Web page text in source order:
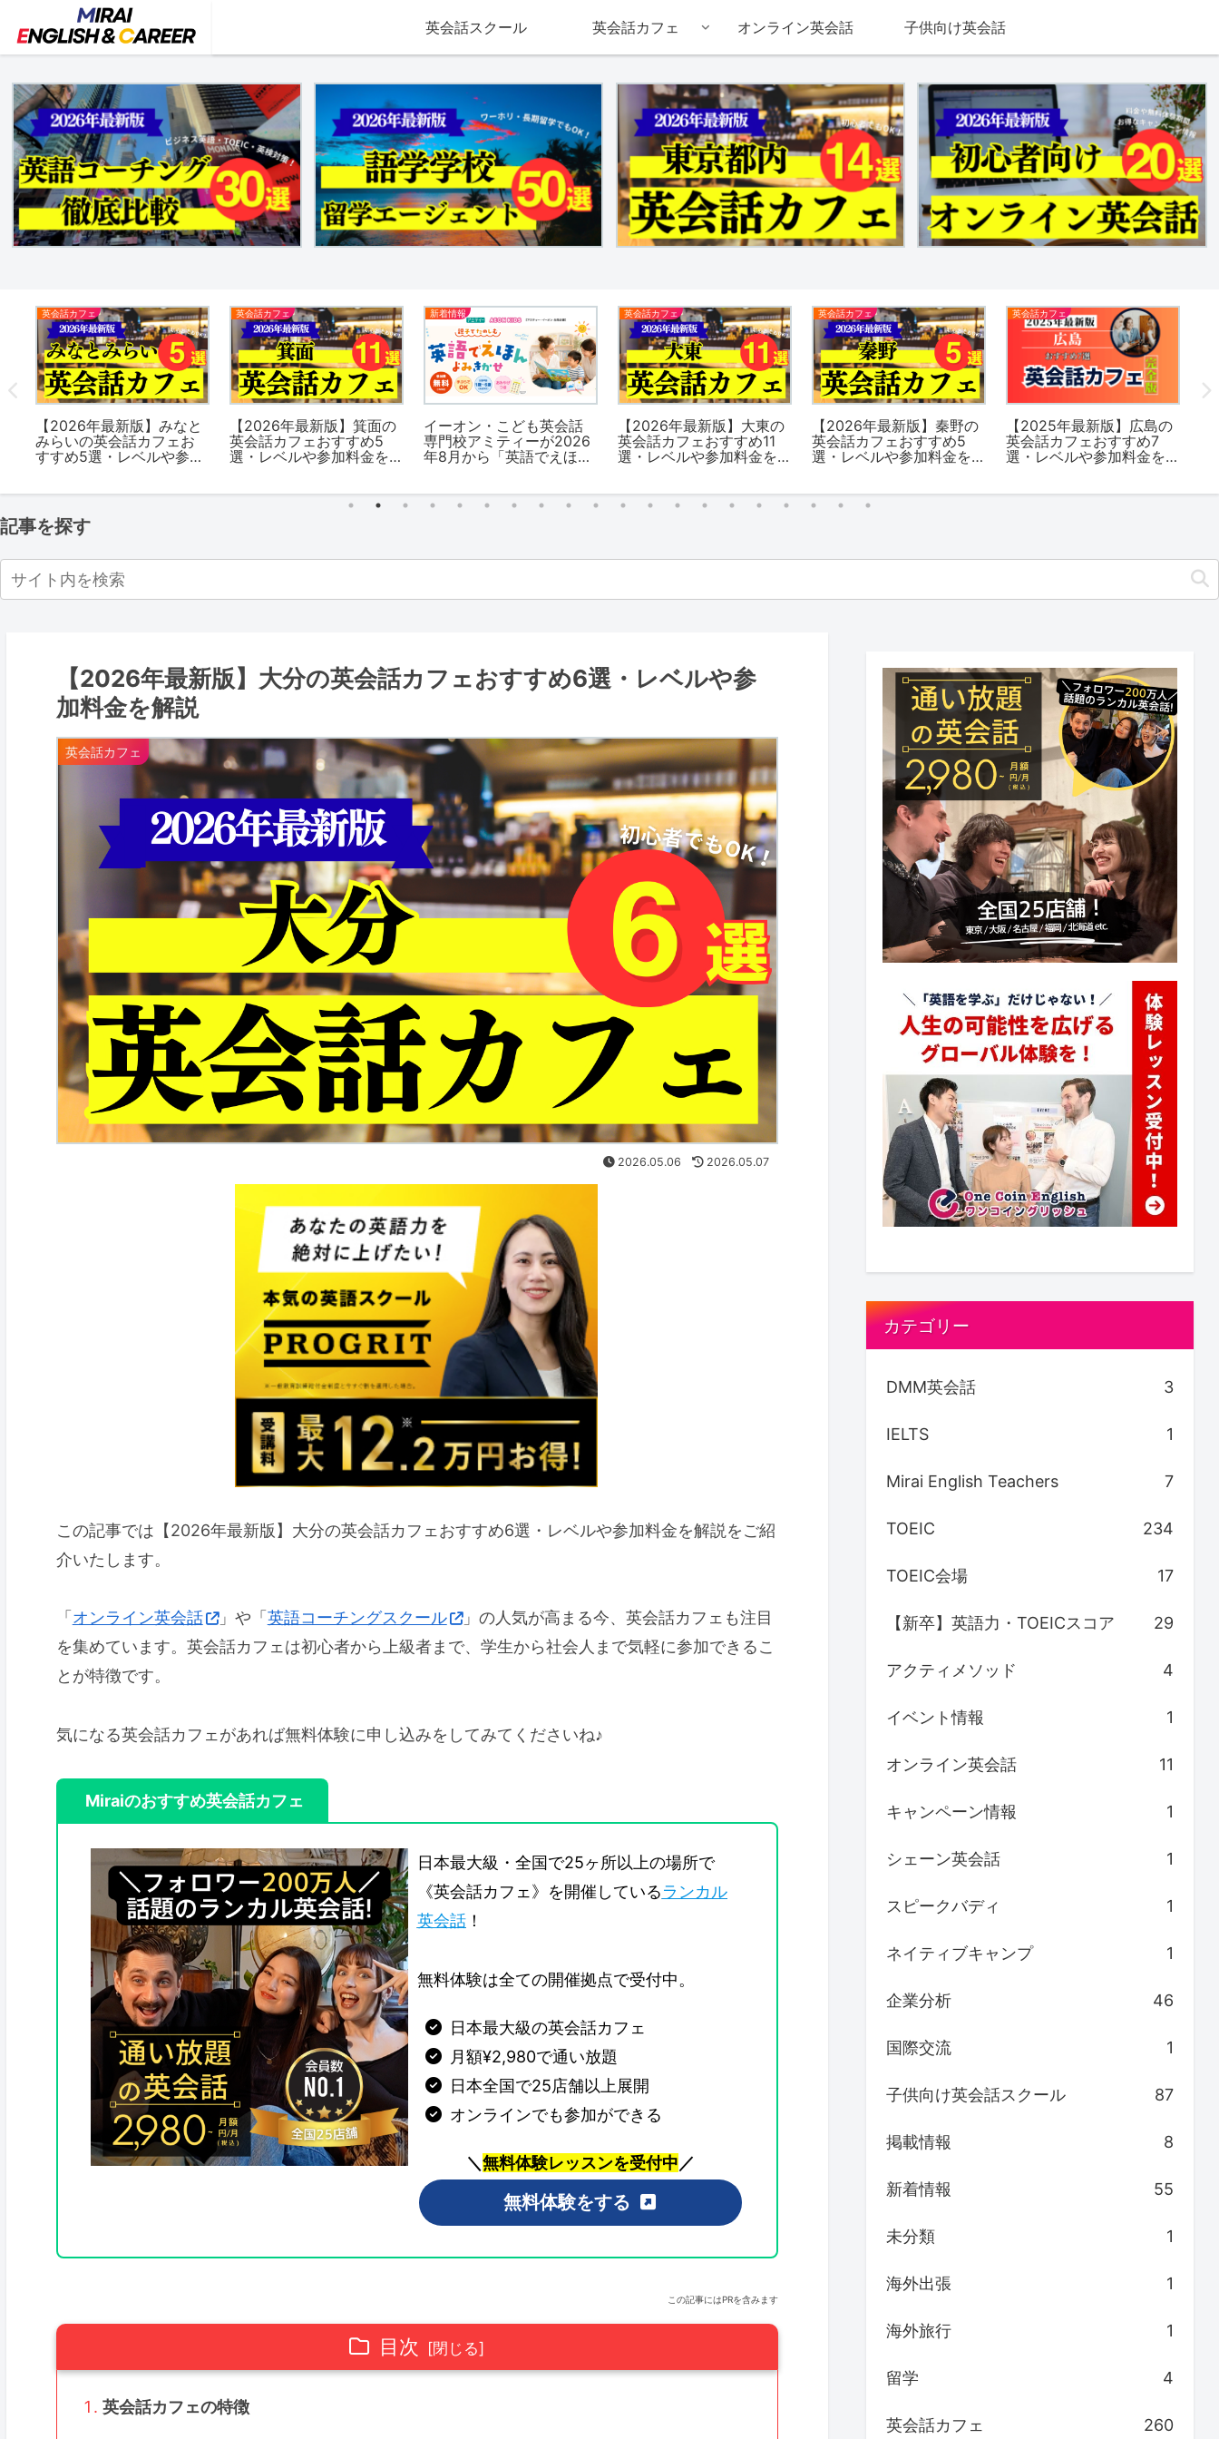
英会話スクール 英会話カフェ オンライン英会話 子供向け英会話
英会話カフェ
【2026年最新版】みなと
みらいの英会話カフェお
すすめ5選・レベルや参加
英会話カフェ
【2026年最新版】箕面の
英会話カフェおすすめ5
選・レベルや参加料金を
新着情報
イーオン・こども英会話
専門校アミティーが2026
年8月から「英語でえほん
英会話カフェ
【2026年最新版】大東の
英会話カフェおすすめ11
選・レベルや参加料金を
英会話カフェ
【2026年最新版】秦野の
英会話カフェおすすめ5
選・レベルや参加料金を
英会話カフェ
【2025年最新版】広島の
英会話カフェおすすめ7
選・レベルや参加料金を
記事を探す
【2026年最新版】大分の英会話カフェおすすめ6選・レベルや参
加料金を解説
英会話カフェ
2026.05.06 2026.05.07
この記事では【2026年最新版】大分の英会話カフェおすすめ6選・レベルや参加料金を解説をご紹
介いたします。
「 オンライン英会話 」や「 英語コーチングスクール
」の人気が高まる今、英会話カフェも注目
を集めています。英会話カフェは初心者から上級者まで、学生から社会人まで気軽に参加できるこ
とが特徴です。
気になる英会話カフェがあれば無料体験に申し込みをしてみてくださいね♪
Miraiのおすすめ英会話カフェ
日本最大級・全国で25ヶ所以上の場所で
《英会話カフェ》を開催しているランカル
英会話！
無料体験は全ての開催拠点で受付中。
日本最大級の英会話カフェ
月額¥2,980で通い放題
日本全国で25店舗以上展開
オンラインでも参加ができる
＼無料体験レッスンを受付中／
無料体験をする
この記事にはPRを含みます
目次
英会話カフェの特徴
カテゴリー
DMM英会話 3
IELTS 1
Mirai English Teachers 7
TOEIC 234
TOEIC会場 17
【新卒】英語力・TOEICスコア 29
アクティメソッド 4
イベント情報 1
オンライン英会話 11
キャンペーン情報 1
シェーン英会話 1
スピークバディ 1
ネイティブキャンプ 1
企業分析 46
国際交流 1
子供向け英会話スクール 87
掲載情報 8
新着情報 55
未分類 1
海外出張 1
海外旅行 1
留学 4
英会話カフェ 260